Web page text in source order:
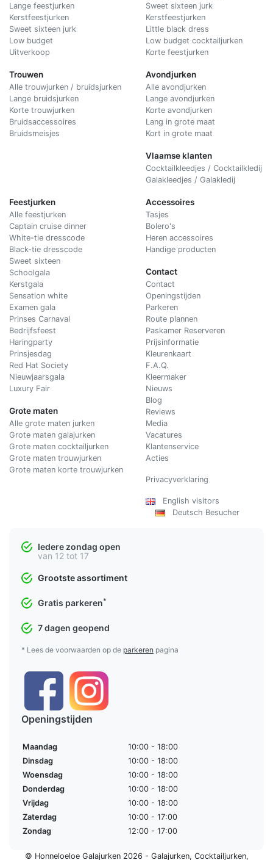
Lange feestjurken
Kerstfeestjurken
Sweet sixteen jurk
Low budget
Uitverkoop
Trouwen
Alle trouwjurken / bruidsjurken
Lange bruidsjurken
Korte trouwjurken
Bruidsaccessoires
Bruidsmeisjes
Sweet sixteen jurk
Kerstfeestjurken
Little black dress
Low budget cocktailjurken
Korte feestjurken
Avondjurken
Alle avondjurken
Lange avondjurken
Korte avondjurken
Lang in grote maat
Kort in grote maat
Vlaamse klanten
Cocktailkleedjes / Cocktailkledij
Galakleedjes / Galakledij
Feestjurken
Alle feestjurken
Captain cruise dinner
White-tie dresscode
Black-tie dresscode
Sweet sixteen
Schoolgala
Kerstgala
Sensation white
Examen gala
Prinses Carnaval
Bedrijfsfeest
Haringparty
Prinsjesdag
Red Hat Society
Nieuwjaarsgala
Luxury Fair
Grote maten
Alle grote maten jurken
Grote maten galajurken
Grote maten cocktailjurken
Grote maten trouwjurken
Grote maten korte trouwjurken
Accessoires
Tasjes
Bolero's
Heren accessoires
Handige producten
Contact
Contact
Openingstijden
Parkeren
Route plannen
Paskamer Reserveren
Prijsinformatie
Kleurenkaart
F.A.Q.
Kleermaker
Nieuws
Blog
Reviews
Media
Vacatures
Klantenservice
Acties
Privacyverklaring
English visitors
Deutsch Besucher
Iedere zondag open
van 12 tot 17
Grootste assortiment
Gratis parkeren*
7 dagen geopend
* Lees de voorwaarden op de parkeren pagina
Openingstijden
Maandag
10:00 - 18:00
Dinsdag
10:00 - 18:00
Woensdag
10:00 - 18:00
Donderdag
10:00 - 18:00
Vrijdag
10:00 - 18:00
Zaterdag
10:00 - 17:00
Zondag
12:00 - 17:00
© Honneloeloe Galajurken 2026 - Galajurken, Cocktailjurken,